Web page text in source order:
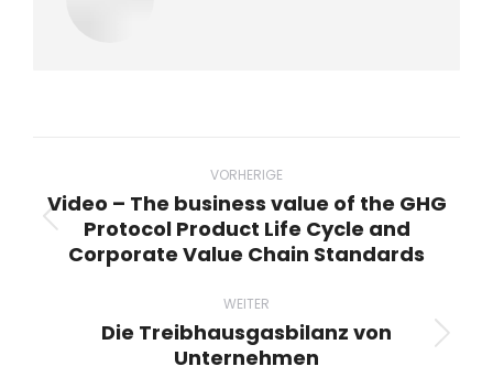
VORHERIGE
Vorheriger
Beitrag:
Video – The business value of the GHG
Protocol Product Life Cycle and
Corporate Value Chain Standards
WEITER
Nächster
Die Treibhausgasbilanz von
Unternehmen